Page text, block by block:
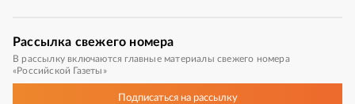
Рассылка свежего номера
В рассылку включаются главные материалы свежего номера
«Российской Газеты»
Подписатьсяна рассылку